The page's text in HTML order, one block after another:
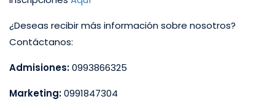
¿Deseas recibir más información sobre nosotros?
Contáctanos:
Admisiones:0993866325
Marketing:0991847304